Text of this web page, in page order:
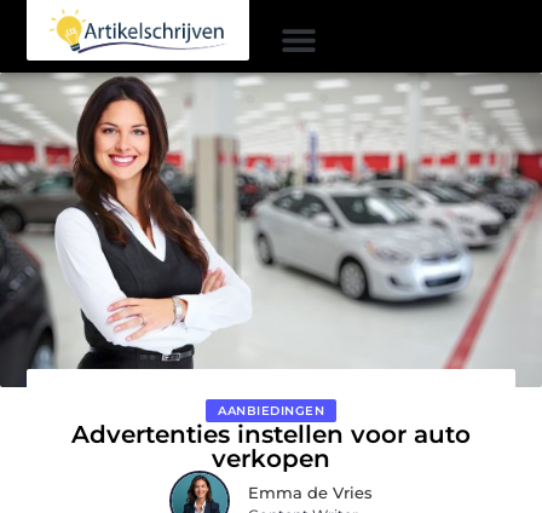
AANBIEDINGEN
Advertenties instellen voor auto
verkopen
Emma de Vries